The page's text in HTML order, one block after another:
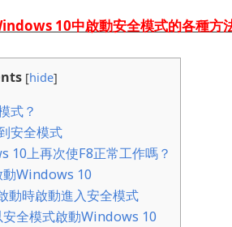
10中啟動安全模式的各種方
[hide]
式？
安全模式
10上再次使F8正常工作嗎？
動Windows 10
動時啟動進入安全模式
全模式啟動Windows 10